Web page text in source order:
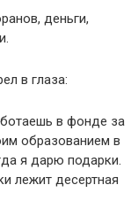
деньги,
в глаза:
в фонде за
образованием в
я дарю подарки.
лежит десертная